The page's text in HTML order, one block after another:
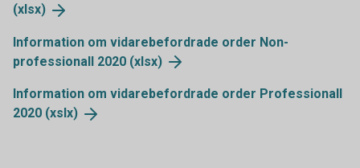
(xlsx)
Information om vidarebefordrade order Non-
professionall 2020 (xlsx)
Information om vidarebefordrade order Professionall
2020 (xslx)